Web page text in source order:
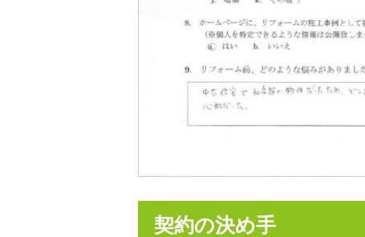
契約の決め手